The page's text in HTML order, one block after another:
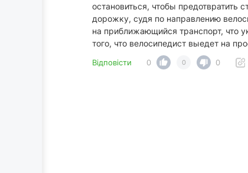
остановиться, чтобы предотвратить
дорожку, судя по направлению
на приближающийся транспорт, что
того, что велосипедист выедет на
Відповісти 0 0 0